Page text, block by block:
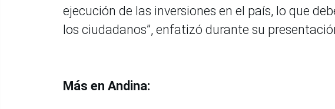
ejecución de las inversiones en el país, lo que
los ciudadanos”, enfatizó durante su
Más en Andina: